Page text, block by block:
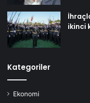
ikinci
Kategoriler
Ekonomi